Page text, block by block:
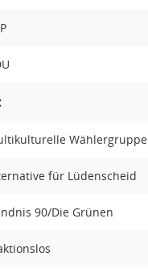
Wählergruppe
für Lüdenscheid
90/Die Grünen